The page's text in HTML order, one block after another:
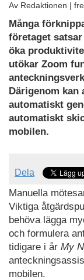
Av Redaktionen |
Många
företaget
öka
utökar Zoom
Därigenom kan
automatiskt
automatiskt
mobilen.
Dela
Manuella
Viktiga
behöva lägga
och formulera
tidigare i år My
mobilen.